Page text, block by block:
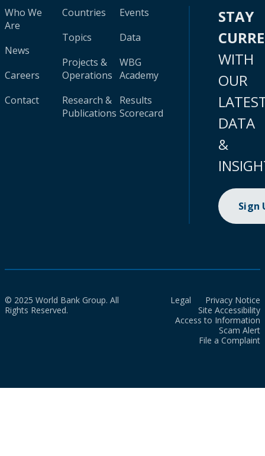
Who We
Are
News
Careers
Contact
Countries
Topics
Projects &
Operations
Research &
Publications
Events
Data
WBG
Academy
Results
Scorecard
STAY
WITH
OUR
DATA
&
Sign
© 2025 World Bank Group. All
Rights Reserved.
Legal
Privacy Notice
Site Accessibility
Access to Information
Scam Alert
File a Complaint